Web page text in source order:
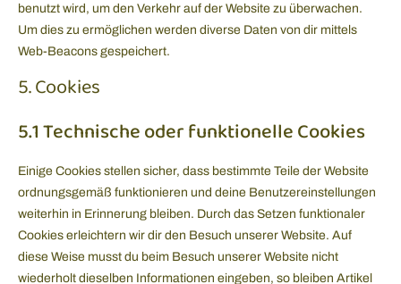
benutzt wird, um den Verkehr auf der Website zu überwachen.
Um dies zu ermöglichen werden diverse Daten von dir mittels
Web-Beacons gespeichert.
5. Cookies
5.1 Technische oder funktionelle Cookies
Einige Cookies stellen sicher, dass bestimmte Teile der Website
ordnungsgemäß funktionieren und deine Benutzereinstellungen
weiterhin in Erinnerung bleiben. Durch das Setzen funktionaler
Cookies erleichtern wir dir den Besuch unserer Website. Auf
diese Weise musst du beim Besuch unserer Website nicht
wiederholt dieselben Informationen eingeben, so bleiben Artikel